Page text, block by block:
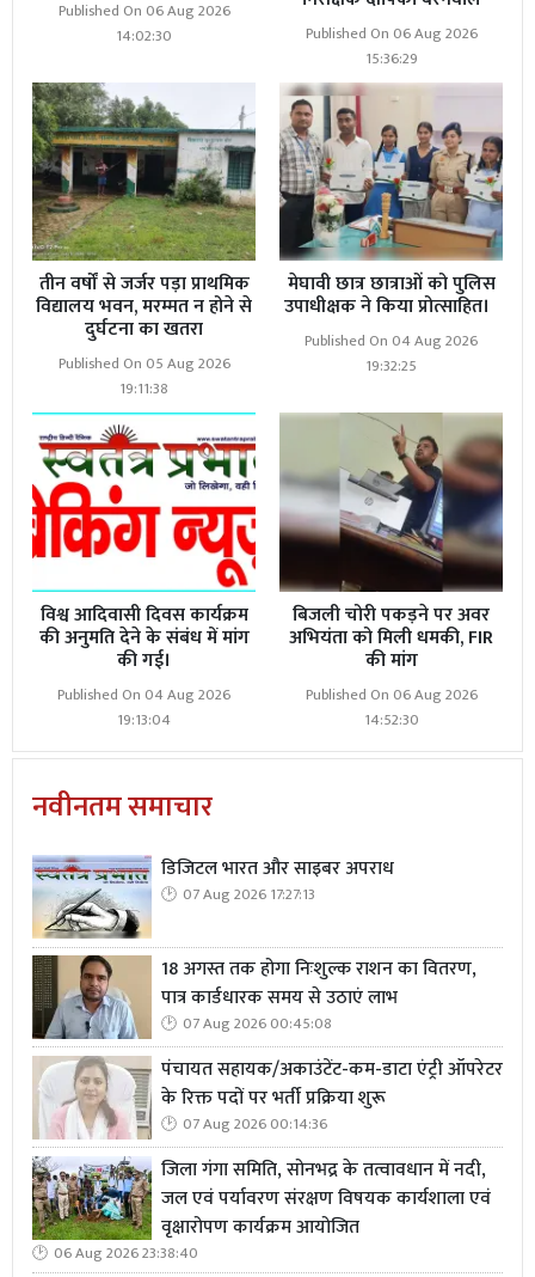
Published On 06 Aug 2026
14:02:30
Published On 06 Aug 2026
15:36:29
तीन वर्षों से जर्जर पड़ा प्राथमिक
विद्यालय भवन, मरम्मत न होने से
दुर्घटना का खतरा
Published On 05 Aug 2026
19:11:38
मेघावी छात्र छात्राओं को पुलिस
उपाधीक्षक ने किया प्रोत्साहित।
Published On 04 Aug 2026
19:32:25
विश्व आदिवासी दिवस कार्यक्रम
की अनुमति देने के संबंध में मांग
की गई।
Published On 04 Aug 2026
19:13:04
बिजली चोरी पकड़ने पर अवर
अभियंता को मिली धमकी, FIR
की मांग
Published On 06 Aug 2026
14:52:30
नवीनतम समाचार
डिजिटल भारत और साइबर अपराध
07 Aug 2026 17:27:13
18 अगस्त तक होगा निःशुल्क राशन का वितरण,
पात्र कार्डधारक समय से उठाएं लाभ
07 Aug 2026 00:45:08
पंचायत सहायक/अकाउंटेंट-कम-डाटा एंट्री ऑपरेटर
के रिक्त पदों पर भर्ती प्रक्रिया शुरू
07 Aug 2026 00:14:36
जिला गंगा समिति, सोनभद्र के तत्वावधान में नदी,
जल एवं पर्यावरण संरक्षण विषयक कार्यशाला एवं
वृक्षारोपण कार्यक्रम आयोजित
06 Aug 2026 23:38:40